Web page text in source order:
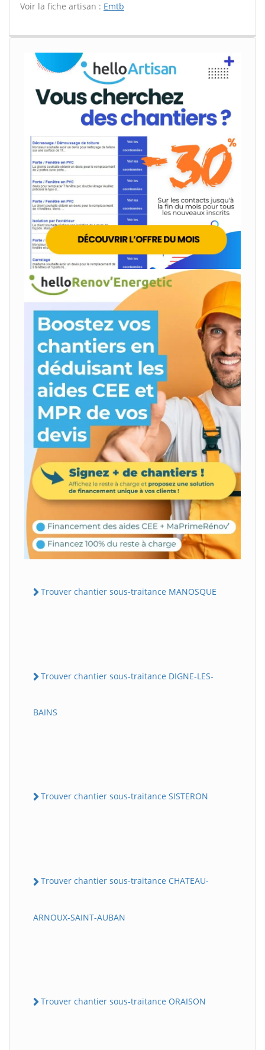
Voir la fiche artisan : Emtb
Trouver chantier sous-traitance MANOSQUE
Trouver chantier sous-traitance DIGNE-LES-
BAINS
Trouver chantier sous-traitance SISTERON
Trouver chantier sous-traitance CHATEAU-
ARNOUX-SAINT-AUBAN
Trouver chantier sous-traitance ORAISON